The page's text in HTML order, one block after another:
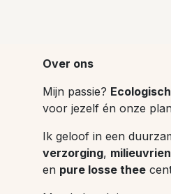
Over ons
Mijn passie?
voor jezelf én onze
Ik geloof in een
verzorging,
en pure losse thee